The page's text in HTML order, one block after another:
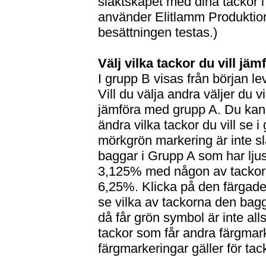
använder Elitlamm
besättningen testas.)
Välj vilka tackor du vill
I grupp B visas från början
Vill du välja andra väljer du
jämföra med grupp A. Du
ändra vilka tackor du vill se i
mörkgrön markering är inte
baggar i Grupp A som har
3,125% med någon av
6,25%. Klicka på den
se vilka av tackorna den
då får grön symbol är inte
tackor som får andra
färgmarkeringar gäller för